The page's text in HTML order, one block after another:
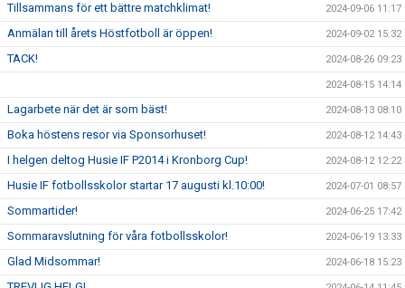
Tillsammans för ett bättre matchklimat! 2024-09-06 11:17
Anmälan till årets Höstfotboll är öppen! 2024-09-02 15:32
TACK! 2024-08-26 09:23
2024-08-15 14:14
Lagarbete när det är som bäst! 2024-08-13 08:10
Boka höstens resor via Sponsorhuset! 2024-08-12 14:43
I helgen deltog Husie IF P2014 i Kronborg Cup! 2024-08-12 12:22
Husie IF fotbollsskolor startar 17 augusti kl.10:00! 2024-07-01 08:57
Sommartider! 2024-06-25 17:42
Sommaravslutning för våra fotbollsskolor! 2024-06-19 13:33
Glad Midsommar! 2024-06-18 15:23